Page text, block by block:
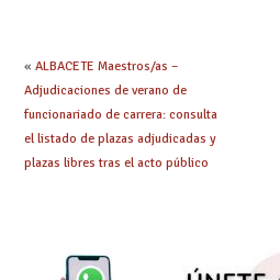
« ALBACETE Maestros/as –
Adjudicaciones de verano de
funcionariado de carrera: consulta
el listado de plazas adjudicadas y
plazas libres tras el acto público